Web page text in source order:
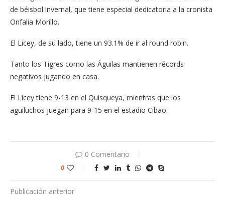
de béisbol invernal, que tiene especial dedicatoria a la cronista
Onfalia Morillo.
El Licey, de su lado, tiene un 93.1% de ir al round robin.
Tanto los Tigres como las Águilas mantienen récords
negativos jugando en casa.
El Licey tiene 9-13 en el Quisqueya, mientras que los
aguiluchos juegan para 9-15 en el estadio Cibao.
0 Comentario
0
Publicación anterior